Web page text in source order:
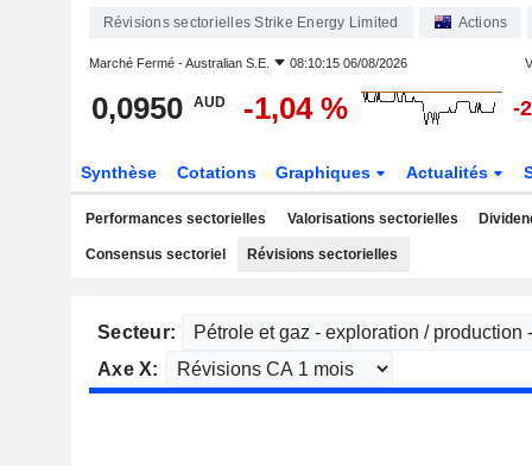
Révisions sectorielles Strike Energy Limited Actions
Marché Fermé -Australian S.E. 08:10:15 06/08/2026
0,0950 AUD -1,04 % -
Synthèse Cotations Graphiques Actualités
Performances sectorielles Valorisations sectorielles
Consensus sectoriel Révisions sectorielles
Secteur:
Axe X: